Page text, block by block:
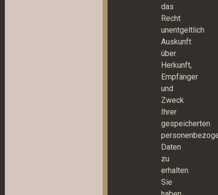
das
Recht
unentgeltlich
Auskunft
über
Herkunft,
Empfänger
und
Zweck
Ihrer
gespeicherten
Daten
zu
erhalten.
Sie